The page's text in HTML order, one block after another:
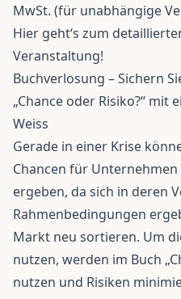
MwSt. (für unabhängige
Hier geht‘s zum
Veranstaltung!
Buchverlosung – Sichern
„Chance oder Risiko?“ mit
Weiss
Gerade in einer Krise
Chancen für
ergeben, da sich in deren
Rahmenbedingungen
Markt neu sortieren. Um
nutzen, werden im Buch
nutzen und Risiken